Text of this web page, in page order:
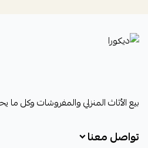
ديكورا
بيع الأثاث المنزلي والمفروشات وكل ما
تواصل معنا